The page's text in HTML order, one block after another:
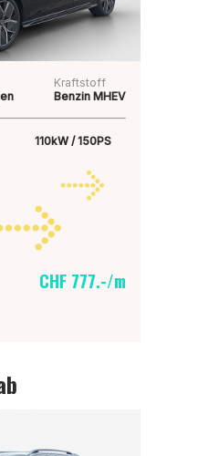
Kraftstoff
Benzin MHEV
110kW / 150PS
CHF 777.-/m